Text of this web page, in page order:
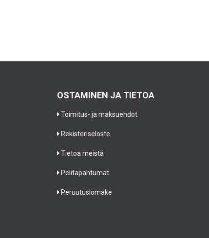
OSTAMINEN JA TIETOA
Toimitus- ja maksuehdot
Rekisteriseloste
Tietoa meistä
Pelitapahtumat
Peruutuslomake